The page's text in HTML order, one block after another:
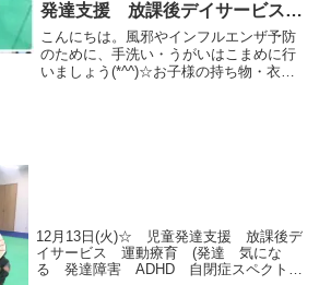
発達支援 放課後デイサービス
発達気になる 放デイ 自閉症
学習障害 ＬＤ ＡＤＨＤ アス
ペルガー症候群)
こんにちは。風邪やインフルエンザ予防
のために、手洗い・うがいはこまめに行
いましょう(*^^)☆お子様の持ち物・衣
12月13日(火)☆ 児童発達支援 放課後デ
イサービス 運動療育 (発達 気にな
る 発達障害 ADHD 自閉症スペクトラ